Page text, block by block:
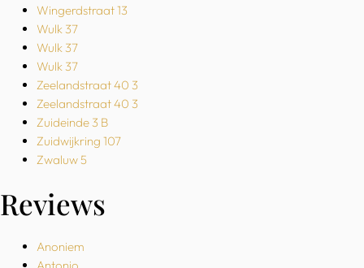
Wingerdstraat 13
Wulk 37
Wulk 37
Wulk 37
Zeelandstraat 40 3
Zeelandstraat 40 3
Zuideinde 3 B
Zuidwijkring 107
Zwaluw 5
Reviews
Anoniem